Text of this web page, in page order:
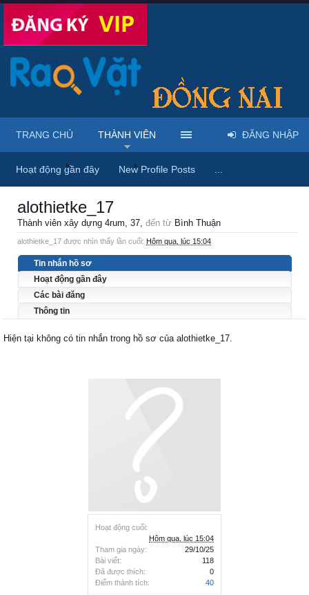
Trang chủ Thành viên alothietke_17
Hoạt động cuối:
Hôm qua, lúc 15:04
Tham gia ngày:
29/10/25
Bài viết:
118
Đã được thích:
0
Điểm thành tích:
40
alothietke_17
Thành viên xây dựng 4rum, 37, đến từ Bình Thuận
alothietke_17 được nhìn thấy lần cuối: Hôm qua, lúc 15:04
Tin nhắn hồ sơ
Hoạt động gần đây
Các bài đăng
Thông tin
Hiện tại không có tin nhắn trong hồ sơ của alothietke_17.
TRANG CHỦ THÀNH VIÊN
Hoạt động gần đây New Profile Posts
ĐĂNG NHẬP